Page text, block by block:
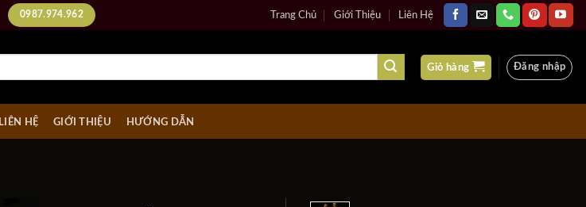
0987.974.962 Trang Chủ Giới Thiệu Liên Hệ
Giỏ hàng Đăng nhập
LIÊN HỆ GIỚI THIỆU HƯỚNG DẪN